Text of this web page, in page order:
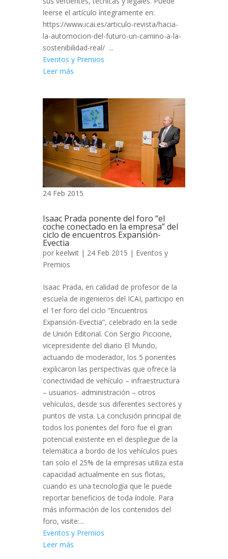
leerse el artículo íntegramente en:
https://www.icai.es/articulo-revista/hacia-
la-automocion-del-futuro-un-camino-a-la-
sostenibilidad-real/ ...
Eventos y Premios
Leer más
24 Feb 2015
Isaac Prada ponente del foro “el
coche conectado en la empresa” del
ciclo de encuentros Expansión-
Evectia
por keelwit | 24 Feb 2015 | Eventos y
Premios
Isaac Prada, en calidad de profesor de la
escuela de ingenieros del ICAI, participo en
el 1er foro del ciclo “Encuentros
Expansión-Evectia”, celebrado en la sede
de Unión Editorial. Con Sergio Piccione,
vicepresidente del diario El Mundo,
actuando de moderador, los 5 ponentes
explicaron las perspectivas que ofrece la
conectividad de vehículo – infraestructura
– usuarios- administración – otros
vehículos, desde sus diferentes sectores y
puntos de vista. La conclusión principal de
todos los ponentes del foro fue el gran
potencial existente en el despliegue de la
telemática a bordo de los vehículos pues
tan solo el 25% de la empresas utiliza esta
capacidad actualmente en sus flotas,
cuando es una tecnología que le puede
reportar beneficios de toda índole. Para
más información de los contenidos del
foro, visite:...
Eventos y Premios
Leer más